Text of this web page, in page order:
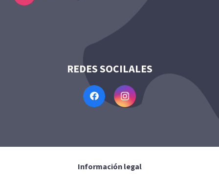
REDES SOCILALES
Información legal